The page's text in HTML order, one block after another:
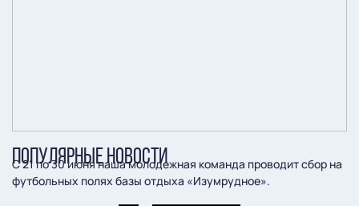
С 21 по 30 июня наша молодежная команда проводит сбор на
футбольных полях базы отдыха «Изумрудное».
ПОПУЛЯРНЫЕ НОВОСТИ